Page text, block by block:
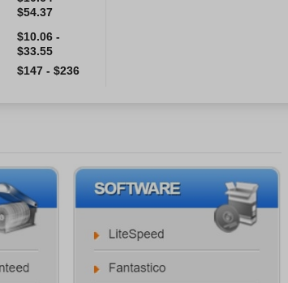
$54.37
$10.06 -
$33.55
$147 - $236